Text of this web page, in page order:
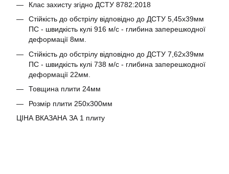
Клас захисту згідно ДСТУ 8782:2018
Стійкість до обстрілу відповідно до ДСТУ 5,45х39мм
ПС - швидкість кулі 916 м/с - глибина заперешкодної
деформації 8мм.
Стійкість до обстрілу відповідно до ДСТУ 7,62х39мм
ПС - швидкість кулі 738 м/с - глибина заперешкодної
деформації 22мм.
Товщина плити 24мм
Розмір плити 250х300мм
ЦІНА ВКАЗАНА ЗА 1 плиту